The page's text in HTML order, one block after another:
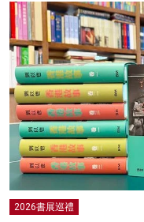
2026書展巡禮